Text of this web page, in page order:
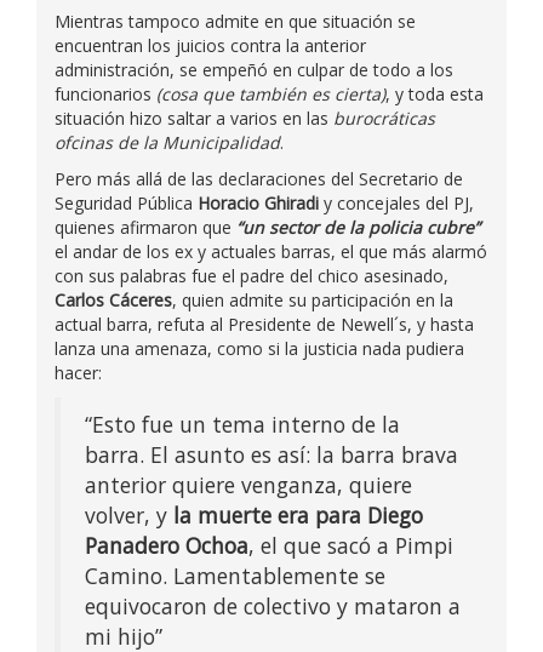
Mientras tampoco admite en que situación se
encuentran los juicios contra la anterior
administración, se empeñó en culpar de todo a los
funcionarios (cosa que también es cierta), y toda esta
situación hizo saltar a varios en las burocráticas
ofcinas de la Municipalidad.
Pero más allá de las declaraciones del Secretario de
Seguridad Pública Horacio Ghiradi y concejales del PJ,
quienes afirmaron que “un sector de la policia cubre”
el andar de los ex y actuales barras, el que más alarmó
con sus palabras fue el padre del chico asesinado,
Carlos Cáceres, quien admite su participación en la
actual barra, refuta al Presidente de Newell´s, y hasta
lanza una amenaza, como si la justicia nada pudiera
hacer:
“Esto fue un tema interno de la
barra. El asunto es así: la barra brava
anterior quiere venganza, quiere
volver, y la muerte era para Diego
Panadero Ochoa, el que sacó a Pimpi
Camino. Lamentablemente se
equivocaron de colectivo y mataron a
mi hijo”